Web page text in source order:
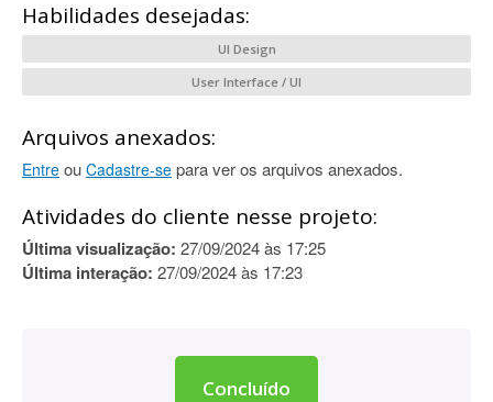
Habilidades desejadas:
UI Design
User Interface / UI
Arquivos anexados:
Entre ou Cadastre-se para ver os arquivos anexados.
Atividades do cliente nesse projeto:
Última visualização: 27/09/2024 às 17:25
Última interação: 27/09/2024 às 17:23
Concluído